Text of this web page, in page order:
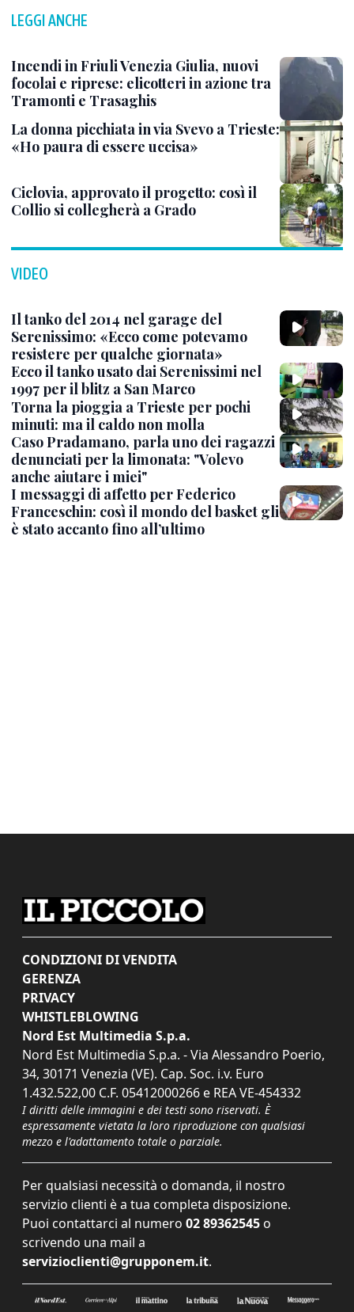
LEGGI ANCHE
Incendi in Friuli Venezia Giulia, nuovi
focolai e riprese: elicotteri in azione tra
Tramonti e Trasaghis
La donna picchiata in via Svevo a Trieste:
«Ho paura di essere uccisa»
Ciclovia, approvato il progetto: così il
Collio si collegherà a Grado
VIDEO
Il tanko del 2014 nel garage del
Serenissimo: «Ecco come potevamo
resistere per qualche giornata»
Ecco il tanko usato dai Serenissimi nel
1997 per il blitz a San Marco
Torna la pioggia a Trieste per pochi
minuti: ma il caldo non molla
Caso Pradamano, parla uno dei ragazzi
denunciati per la limonata: "Volevo
anche aiutare i miei"
I messaggi di affetto per Federico
Franceschin: così il mondo del basket gli
è stato accanto fino all’ultimo
CONDIZIONI DI VENDITA
GERENZA
PRIVACY
WHISTLEBLOWING
Nord Est Multimedia S.p.a.
Nord Est Multimedia S.p.a. - Via Alessandro Poerio,
34, 30171 Venezia (VE). Cap. Soc. i.v. Euro
1.432.522,00 C.F. 05412000266 e REA VE-454332
I diritti delle immagini e dei testi sono riservati. È
espressamente vietata la loro riproduzione con qualsiasi
mezzo e l'adattamento totale o parziale.
Per qualsiasi necessità o domanda, il nostro
servizio clienti è a tua completa disposizione.
Puoi contattarci al numero 02 89362545 o
scrivendo una mail a
servizioclienti@grupponem.it.